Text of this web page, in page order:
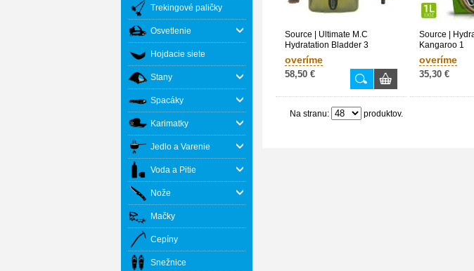
Trekingové paličky
Osvetlenie
Hojdacie siete
Stany
Spacáky
Karimatky
Jedlo a Varenie
Voda a Pitie
Nože
Mačky
Cepíny
Snežnice
Source | Ultimate M.C
Hydratation Bladder 3
overíme
58,50 €
Source |
Kangaroo 1
overíme
35,30 €
Na stranu: produktov.